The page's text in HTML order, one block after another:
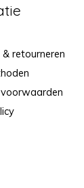
retourneren